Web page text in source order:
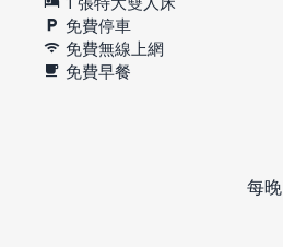
免費停車
免費無線上網
免費早餐
每晚